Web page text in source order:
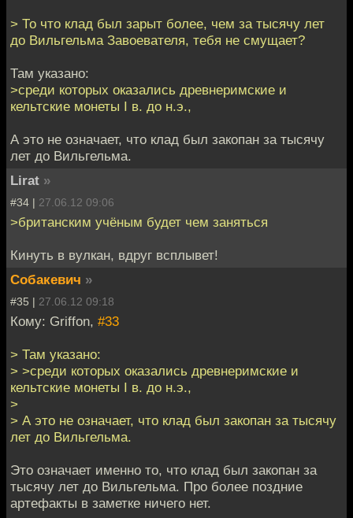
> То что клад был зарыт более, чем за тысячу лет
до Вильгельма Завоевателя, тебя не смущает?
Там указано:
>среди которых оказались древнеримские и
кельтские монеты I в. до н.э.,
А это не означает, что клад был закопан за тысячу
лет до Вильгельма.
Lirat »
#34 | 27.06.12 09:06
>британским учёным будет чем заняться
Кинуть в вулкан, вдруг всплывет!
Собакевич »
#35 | 27.06.12 09:18
Кому: Griffon, #33
> Там указано:
> >среди которых оказались древнеримские и
кельтские монеты I в. до н.э.,
>
> А это не означает, что клад был закопан за тысячу
лет до Вильгельма.
Это означает именно то, что клад был закопан за
тысячу лет до Вильгельма. Про более поздние
артефакты в заметке ничего нет.